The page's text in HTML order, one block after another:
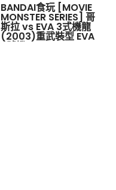
BANDAI食玩 [MOVIE
MONSTER SERIES] 哥
斯拉 vs EVA 3式機龍
(2003)重武裝型 EVA
2號機 COLOR VER.